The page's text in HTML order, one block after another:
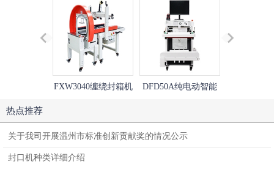
FXW3040缠绕封箱机
动胶带封箱机
DFD50A纯电动智能
热点推荐
关于我司开展温州市标准创新贡献奖的情况公示
封口机种类详细介绍